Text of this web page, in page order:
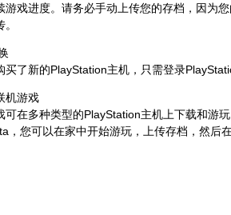
游戏进度。请务必手动上传您的存档，因为
买了新的PlayStation主机，只需登录
机游戏
可在多种类型的PlayStation主机上下载和游
，您可以在家中开始游玩，上传存档，然后